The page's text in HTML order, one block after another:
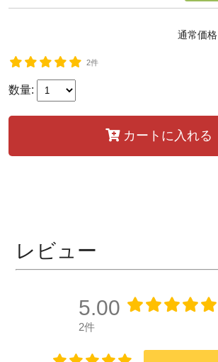
通常価格
2件
数量:
カートに入れる
レビュー
5.00
2件